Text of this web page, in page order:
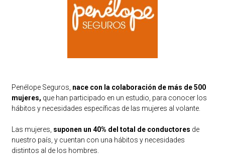
Penélope Seguros, nace con la colaboración de más de 500
mujeres, que han participado en un estudio, para conocer los
hábitos y necesidades específicas de las mujeres al volante.
Las mujeres, suponen un 40% del total de conductores de
nuestro país, y cuentan con una hábitos y necesidades
distintos al de los hombres.